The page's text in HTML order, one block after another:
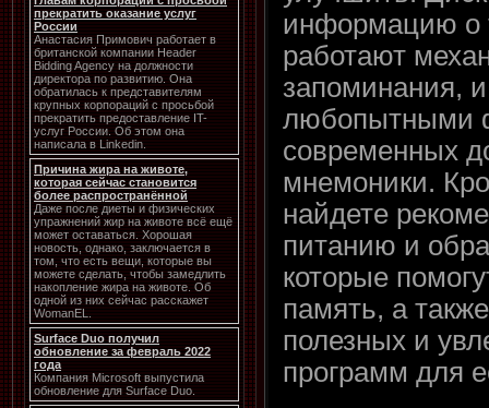
прекратить оказание услуг
России
Анастасия Примович работает в
британской компании Header
Bidding Agency на должности
директора по развитию. Она
обратилась к представителям
крупных корпораций с просьбой
прекратить предоставление IT-
услуг России. Об этом она
написала в Linkedin.
Причина жира на животе,
которая сейчас становится
более распространённой
Даже после диеты и физических
упражнений жир на животе всё ещё
может оставаться. Хорошая
новость, однако, заключается в
том, что есть вещи, которые вы
можете сделать, чтобы замедлить
накопление жира на животе. Об
одной из них сейчас расскажет
WomanEL.
Surface Duo получил
обновление за февраль 2022
года
Компания Microsoft выпустила
обновление для Surface Duo.
информацию о
работают
запоминания,
любопытными
современных
мнемоники.
найдете
питанию и
которые
память, а
полезных и
программ для